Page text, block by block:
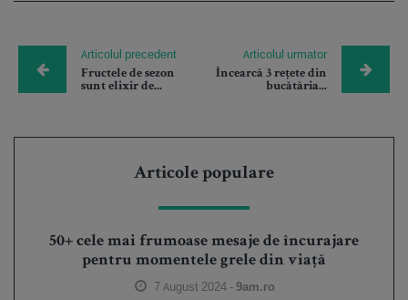
Articolul precedent
Fructele de sezon
sunt elixir de...
Articolul urmator
Încearcă 3 rețete din
bucătăria...
Articole populare
50+ cele mai frumoase mesaje de încurajare
pentru momentele grele din viață
7 August 2024 -9am.ro